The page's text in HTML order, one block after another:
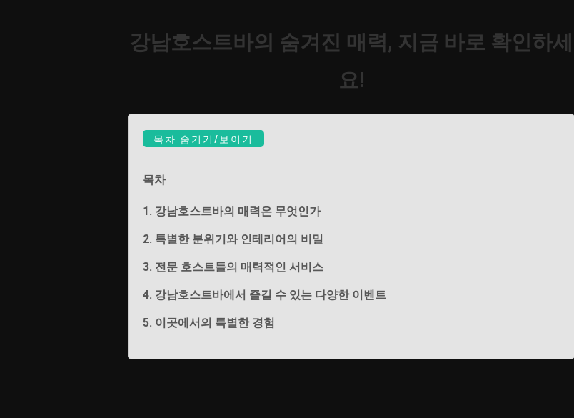
강남호스트바의 숨겨진 매력, 지금 바로 확인하세
요!
목차 숨기기/보이기
목차
1. 강남호스트바의 매력은 무엇인가
2. 특별한 분위기와 인테리어의 비밀
3. 전문 호스트들의 매력적인 서비스
4. 강남호스트바에서 즐길 수 있는 다양한 이벤트
5. 이곳에서의 특별한 경험